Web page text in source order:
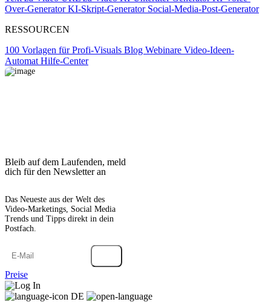
Over-GeneratorKI-Skript-Generator Social-Media-Post-Generator
RESSOURCEN
100 Vorlagen für Profi-Visuals Blog Webinare Video-Ideen-
Automat Hilfe-Center
Bleib auf dem Laufenden, meld
dich für den Newsletter an
Das Neueste aus der Welt des
Video-Marketings, Social Media
Trends und Tipps direkt in dein
Postfach.
Preise
Log In
DE